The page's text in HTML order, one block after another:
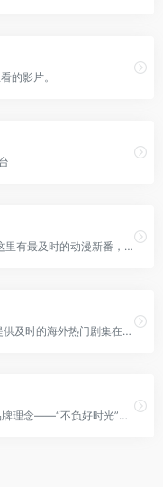
的影片。
bilibili是国内知名的视频弹幕网站，这里有最及时的动漫新番，最棒的ACG氛围，最有创意的Up主
NO视频 – 不负追剧好时光，为用户提供及时的海外热门剧集在线观看,友好无广告,致力于最轻松的追剧体验！
腾讯视频于2016年底提出了全新的品牌理念——“不负好时光”以更加年轻化、更能引起用户情感共鸣的定位全新亮相，并展现了全新品牌标识